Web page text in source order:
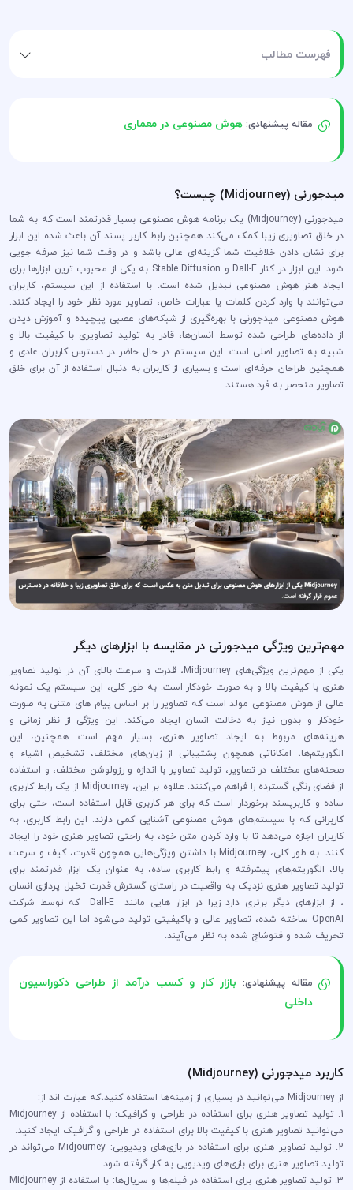
فهرست مطالب
مقاله پیشنهادی:هوش مصنوعی در معماری
میدجورنی (Midjourney) چیست؟
میدجورنی (Midjourney) یک برنامه هوش مصنوعی بسیار قدرتمند است که به شما
در خلق تصاویری زیبا کمک می‌کند همچنین رابط کاربر پسند آن باعث شده این ابزار
برای نشان دادن خلاقیت شما گزینه‌ای عالی باشد و در وقت شما نیز صرفه جویی
‌شود. این ابزار در کنار Dall-E و Stable Diffusion به یکی از محبوب ترین ابزارها برای
ایجاد هنر هوش مصنوعی تبدیل شده است. با استفاده از این سیستم، کاربران
می‌توانند با وارد کردن کلمات یا عبارات خاص، تصاویر مورد نظر خود را ایجاد کنند.
هوش مصنوعی میدجورنی با بهره‌گیری از شبکه‌های عصبی پیچیده و آموزش دیدن
از داده‌های طراحی شده توسط انسان‌ها، قادر به تولید تصاویری با کیفیت بالا و
شبیه به تصاویر اصلی است. این سیستم در حال حاضر در دسترس کاربران عادی و
همچنین طراحان حرفه‌ای است و بسیاری از کاربران به دنبال استفاده از آن برای خلق
تصاویر منحصر به فرد هستند.
مهم‌ترین ویژگی میدجورنی در مقایسه با ابزارهای دیگر
یکی از مهم‌ترین ویژگی‌های Midjourney، قدرت و سرعت بالای آن در تولید تصاویر
هنری با کیفیت بالا و به صورت خودکار است. به طور کلی، این سیستم یک نمونه
عالی از هوش مصنوعی مولد است که تصاویر را بر اساس پیام های متنی به صورت
خودکار و بدون نیاز به دخالت انسان ایجاد می‌کند. این ویژگی از نظر زمانی و
هزینه‌های مربوط به ایجاد تصاویر هنری، بسیار مهم است. همچنین، این
الگوریتم‌ها، امکاناتی همچون پشتیبانی از زبان‌های مختلف، تشخیص اشیاء و
صحنه‌های مختلف در تصاویر، تولید تصاویر با اندازه و رزولوشن مختلف، و استفاده
از فضای رنگی گسترده را فراهم می‌کنند. علاوه بر این، Midjourney از یک رابط کاربری
ساده و کاربرپسند برخوردار است که برای هر کاربری قابل استفاده است، حتی برای
کاربرانی که با سیستم‌های هوش مصنوعی آشنایی کمی دارند. این رابط کاربری، به
کاربران اجازه می‌دهد تا با وارد کردن متن خود، به راحتی تصاویر هنری خود را ایجاد
کنند. به طور کلی، Midjourney با داشتن ویژگی‌هایی همچون قدرت، کیف و سرعت
بالا، الگوریتم‌های پیشرفته و رابط کاربری ساده، به عنوان یک ابزار قدرتمند برای
تولید تصاویر هنری نزدیک به واقعیت در راستای گسترش قدرت تخیل پردازی انسان
، از ابزارهای دیگر برتری دارد زیرا در ابزار هایی مانند Dall-E که توسط شرکت
OpenAI ساخته شده، تصاویر عالی و باکیفیتی تولید می‌شود اما این تصاویر کمی
تحریف شده و فتوشاچ شده به نظر می‌‌آیند.
مقاله پیشنهادی: بازار کار و کسب درآمد از طراحی دکوراسیون
داخلی
کاربرد میدجورنی (Midjourney)
از Midjourney می‌توانید در بسیاری از زمینه‌ها استفاده کنید،که عبارت اند از:
1. تولید تصاویر هنری برای استفاده در طراحی و گرافیک: با استفاده از Midjourney
می‌توانید تصاویر هنری با کیفیت بالا برای استفاده در طراحی و گرافیک ایجاد کنید.
2. تولید تصاویر هنری برای استفاده در بازی‌های ویدیویی: Midjourney می‌تواند در
تولید تصاویر هنری برای بازی‌های ویدیویی به کار گرفته شود.
3. تولید تصاویر هنری برای استفاده در فیلم‌ها و سریال‌ها: با استفاده از Midjourney